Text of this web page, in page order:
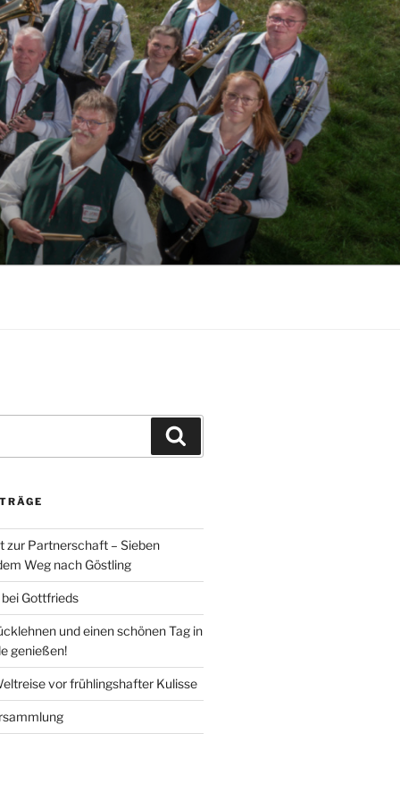
zur Partnerschaft – Sieben
Weg nach Göstling
Gottfrieds
und einen schönen Tag in
genießen!
vor frühlingshafter Kulisse